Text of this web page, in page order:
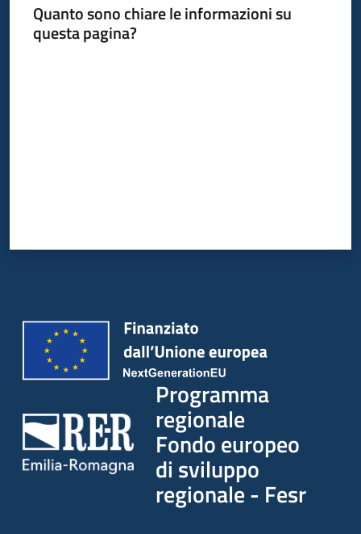
Quanto sono chiare le informazioni su
questa pagina?
Programma
regionale
Fondo europeo
di sviluppo
regionale - Fesr